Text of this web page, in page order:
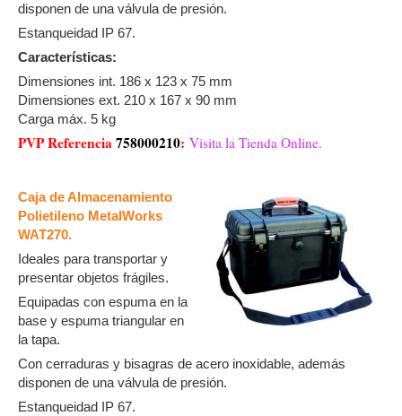
disponen de una válvula de presión.
Estanqueidad IP 67.
Características:
Dimensiones int. 186 x 123 x 75 mm
Dimensiones ext. 210 x 167 x 90 mm
Carga máx. 5 kg
PVP Referencia758000210: Visita la Tienda Online.
Caja de Almacenamiento
Polietileno MetalWorks
WAT270.
Ideales para transportar y
presentar objetos frágiles.
Equipadas con espuma en la
base y espuma triangular en
la tapa.
Con cerraduras y bisagras de acero inoxidable, además
disponen de una válvula de presión.
Estanqueidad IP 67.